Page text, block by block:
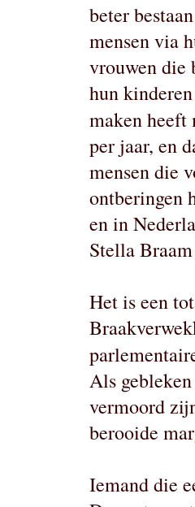
beter
mensen via
vrouwen die
hun
maken heeft
per jaar, en
mensen die
ontberingen
en in
Stella
Het is een
Als
vermoord
berooide
Iemand die